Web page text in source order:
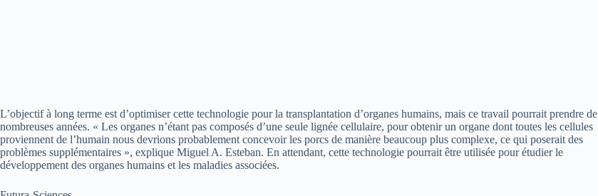
L’objectif à long terme est d’optimiser cette technologie pour la transplantation d’organes humains, mais ce travail pourrait prendre de
nombreuses années. « Les organes n’étant pas composés d’une seule lignée cellulaire, pour obtenir un organe dont toutes les cellules
proviennent de l’humain nous devrions probablement concevoir les porcs de manière beaucoup plus complexe, ce qui poserait des
problèmes supplémentaires », explique Miguel A. Esteban. En attendant, cette technologie pourrait être utilisée pour étudier le
développement des organes humains et les maladies associées.